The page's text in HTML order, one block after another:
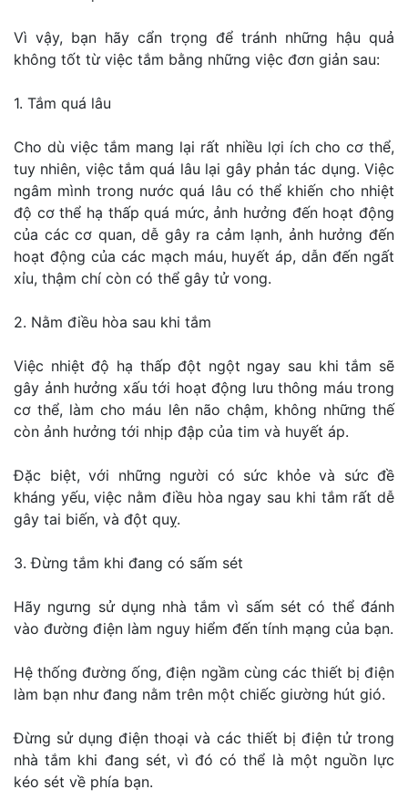
Vì vậy, bạn hãy cẩn trọng để tránh những hậu quả
không tốt từ việc tắm bằng những việc đơn giản sau:
1. Tắm quá lâu
Cho dù việc tắm mang lại rất nhiều lợi ích cho cơ thể,
tuy nhiên, việc tắm quá lâu lại gây phản tác dụng. Việc
ngâm mình trong nước quá lâu có thể khiến cho nhiệt
độ cơ thể hạ thấp quá mức, ảnh hưởng đến hoạt động
của các cơ quan, dễ gây ra cảm lạnh, ảnh hưởng đến
hoạt động của các mạch máu, huyết áp, dẫn đến ngất
xỉu, thậm chí còn có thể gây tử vong.
2. Nằm điều hòa sau khi tắm
Việc nhiệt độ hạ thấp đột ngột ngay sau khi tắm sẽ
gây ảnh hưởng xấu tới hoạt động lưu thông máu trong
cơ thể, làm cho máu lên não chậm, không những thế
còn ảnh hưởng tới nhịp đập của tim và huyết áp.
Đặc biệt, với những người có sức khỏe và sức đề
kháng yếu, việc nằm điều hòa ngay sau khi tắm rất dễ
gây tai biến, và đột quỵ.
3. Đừng tắm khi đang có sấm sét
Hãy ngưng sử dụng nhà tắm vì sấm sét có thể đánh
vào đường điện làm nguy hiểm đến tính mạng của bạn.
Hệ thống đường ống, điện ngầm cùng các thiết bị điện
làm bạn như đang nằm trên một chiếc giường hút gió.
Đừng sử dụng điện thoại và các thiết bị điện tử trong
nhà tắm khi đang sét, vì đó có thể là một nguồn lực
kéo sét về phía bạn.